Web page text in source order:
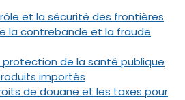
et la sécurité des frontières
la contrebande et la fraude
de la santé publique
importés
de douane et les taxes pour